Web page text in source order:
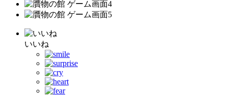
いいね